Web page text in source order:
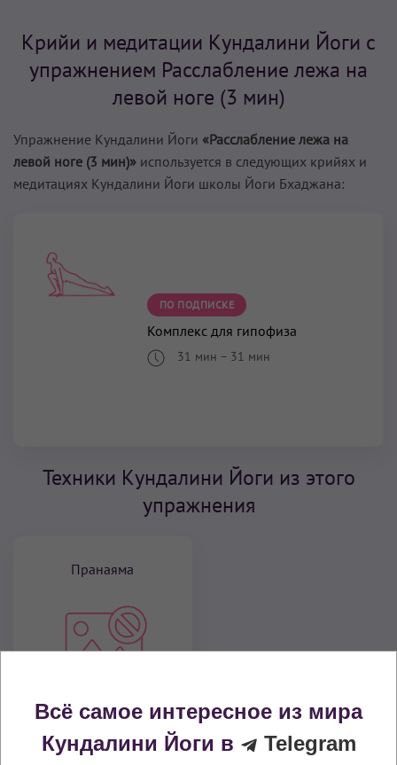
Крийи и медитации Кундалини Йоги с
упражнением Расслабление лежа на
левой ноге (3 мин)
Упражнение Кундалини Йоги «Расслабление лежа на
левой ноге (3 мин)» используется в следующих крийях и
медитациях Кундалини Йоги школы Йоги Бхаджана:
ПО ПОДПИСКЕ
Комплекс для гипофиза
31 мин – 31 мин
Техники Кундалини Йоги из этого
упражнения
Пранаяма
Глубокое дыхание
Всё самое интересное из мира
Кундалини Йоги в
Telegram